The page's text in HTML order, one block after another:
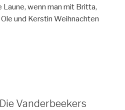
wenn man mit Britta,
und Kerstin Weihnachten
Vanderbeekers